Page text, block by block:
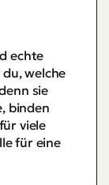
echte
welche
sie
binden
viele
für eine